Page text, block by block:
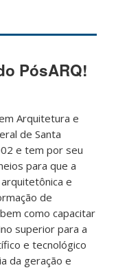
PósARQ!
Arquitetura e
de Santa
e tem por seu
para que a
e
de
como capacitar
superior para a
e tecnológico
da geração e